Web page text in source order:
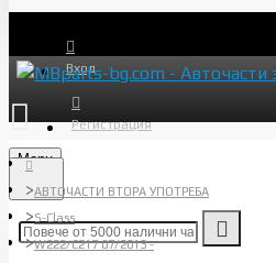
Вход
Регистрация
Menu
АВТОЧАСТИ ВТОРА УПОТРЕБА
S-Class
W222/C217 07/2013 -